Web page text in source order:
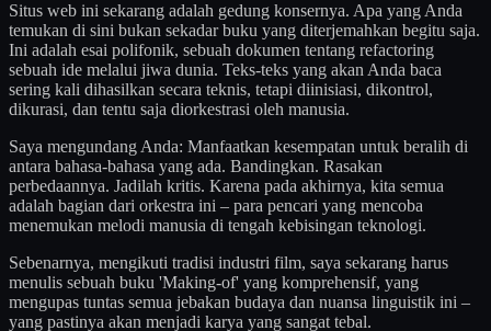
Situs web ini sekarang adalah gedung konsernya. Apa yang Anda
temukan di sini bukan sekadar buku yang diterjemahkan begitu saja.
Ini adalah esai polifonik, sebuah dokumen tentang refactoring
sebuah ide melalui jiwa dunia. Teks-teks yang akan Anda baca
sering kali dihasilkan secara teknis, tetapi diinisiasi, dikontrol,
dikurasi, dan tentu saja diorkestrasi oleh manusia.
Saya mengundang Anda: Manfaatkan kesempatan untuk beralih di
antara bahasa-bahasa yang ada. Bandingkan. Rasakan
perbedaannya. Jadilah kritis. Karena pada akhirnya, kita semua
adalah bagian dari orkestra ini – para pencari yang mencoba
menemukan melodi manusia di tengah kebisingan teknologi.
Sebenarnya, mengikuti tradisi industri film, saya sekarang harus
menulis sebuah buku 'Making-of' yang komprehensif, yang
mengupas tuntas semua jebakan budaya dan nuansa linguistik ini –
yang pastinya akan menjadi karya yang sangat tebal.